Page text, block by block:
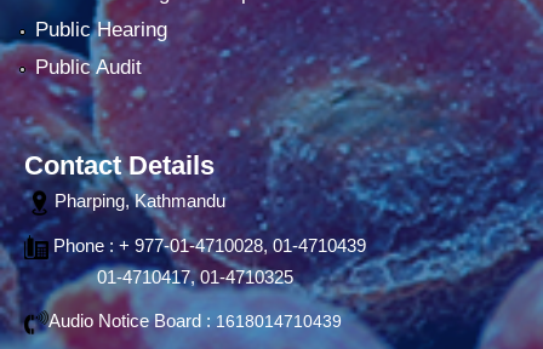
Public Hearing
Public Audit
Contact Details
Pharping, Kathmandu
Phone : + 977-01-4710028, 01-4710439
01-4710417, 01-4710325
Audio Notice Board : 1618014710439